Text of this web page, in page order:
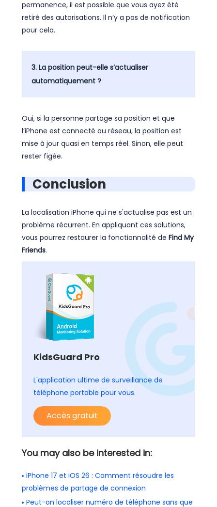
permanence, il est possible que vous ayez été
retiré des autorisations. Il n’y a pas de notification
pour cela.
3. La position peut-elle s’actualiser
automatiquement ?
Oui, si la personne partage sa position et que
l’iPhone est connecté au réseau, la position est
mise à jour quasi en temps réel. Sinon, elle peut
rester figée.
Conclusion
La localisation iPhone qui ne s'actualise pas est un
problème récurrent. En appliquant ces solutions,
vous pourrez restaurer la fonctionnalité de Find My
Friends.
KidsGuard Pro
L'application ultime de surveillance de
téléphone portable pour vous.
Accès gratuit
You may also be interested in:
iPhone 17 et iOS 26 : Comment résoudre les
problèmes de partage de connexion
Peut-on localiser numéro de téléphone sans que